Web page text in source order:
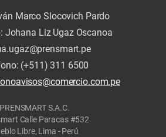
Marco Slocovich Pardo
Johana Liz Ugaz Oscanoa
(+511) 311 6500
PRENSMART S.A.C.
Calle Paracas #532
Libre, Lima - Perú